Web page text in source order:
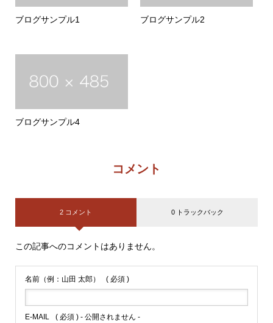
ブログサンプル1 ブログサンプル2
ブログサンプル4
コメント
2 コメント 0 トラックバック
この記事へのコメントはありません。
名前（例：山田 太郎） ( 必須 )
E-MAIL ( 必須 ) - 公開されません -